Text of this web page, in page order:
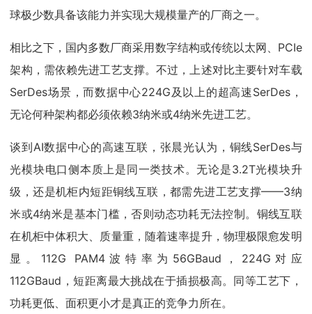
球极少数具备该能力并实现大规模量产的厂商之一。
相比之下，国内多数厂商采用数字结构或传统以太网、PCIe
架构，需依赖先进工艺支撑。不过，上述对比主要针对车载
SerDes场景，而数据中心224G及以上的超高速SerDes，
无论何种架构都必须依赖3纳米或4纳米先进工艺。
谈到AI数据中心的高速互联，张晨光认为，铜线SerDes与
光模块电口侧本质上是同一类技术。无论是3.2T光模块升
级，还是机柜内短距铜线互联，都需先进工艺支撑——3纳
米或4纳米是基本门槛，否则动态功耗无法控制。铜线互联
在机柜中体积大、质量重，随着速率提升，物理极限愈发明
显。112G PAM4波特率为56GBaud，224G对应
112GBaud，短距离最大挑战在于插损极高。同等工艺下，
功耗更低、面积更小才是真正的竞争力所在。